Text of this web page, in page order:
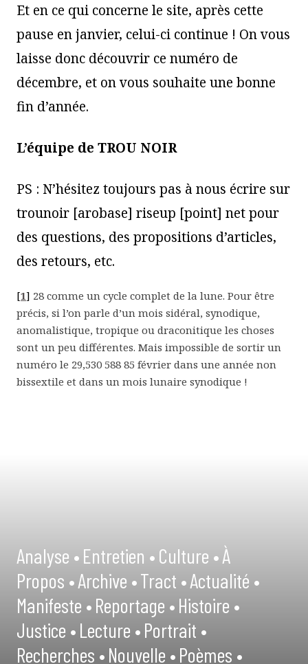
Et en ce qui concerne le site, après cette
pause en janvier, celui-ci continue ! On vous
laisse donc découvrir ce numéro de
décembre, et on vous souhaite une bonne
fin d’année.
L’équipe de TROU NOIR
PS : N’hésitez toujours pas à nous écrire sur
trounoir [arobase] riseup [point] net pour
des questions, des propositions d’articles,
des retours, etc.
[1] 28 comme un cycle complet de la lune. Pour être
précis, si l’on parle d’un mois sidéral, synodique,
anomalistique, tropique ou draconitique les choses
sont un peu différentes. Mais impossible de sortir un
numéro le 29,530 588 85 février dans une année non
bissextile et dans un mois lunaire synodique !
Analyse •Entretien •Culture •À
Propos •Archive •Tract •Actualité •
Manifeste •Reportage •Histoire •
Justice •Lecture •Portrait •
Recherches •Nouvelle •Poèmes •